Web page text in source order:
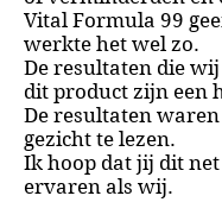
Vital Formula 99
werkte het wel zo.
De resultaten die
dit product zijn een
De resultaten waren
gezicht te lezen.
Ik hoop dat jij dit
ervaren als wij.